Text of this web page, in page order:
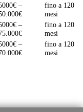
–
fino a 120
mesi
–
fino a 120
mesi
–
fino a 120
mesi